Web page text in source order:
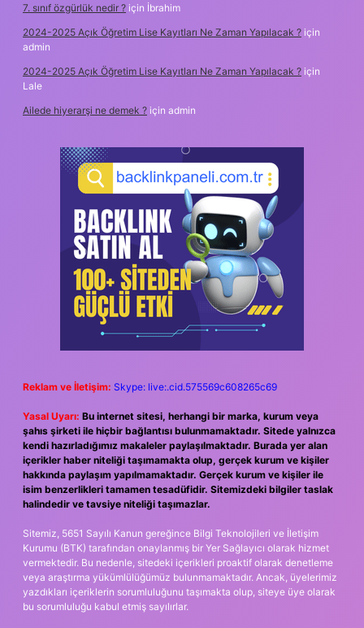
7. sınıf özgürlük nedir ? için İbrahim
2024-2025 Açık Öğretim Lise Kayıtları Ne Zaman Yapılacak ? için
admin
2024-2025 Açık Öğretim Lise Kayıtları Ne Zaman Yapılacak ? için
Lale
Ailede hiyerarşi ne demek ? için admin
Reklam ve İletişim: Skype: live:.cid.575569c608265c69
Yasal Uyarı: Bu internet sitesi, herhangi bir marka, kurum veya
şahıs şirketi ile hiçbir bağlantısı bulunmamaktadır. Sitede yalnızca
kendi hazırladığımız makaleler paylaşılmaktadır. Burada yer alan
içerikler haber niteliği taşımamakta olup, gerçek kurum ve kişiler
hakkında paylaşım yapılmamaktadır. Gerçek kurum ve kişiler ile
isim benzerlikleri tamamen tesadüfidir. Sitemizdeki bilgiler taslak
halindedir ve tavsiye niteliği taşımazlar.
Sitemiz, 5651 Sayılı Kanun gereğince Bilgi Teknolojileri ve İletişim
Kurumu (BTK) tarafından onaylanmış bir Yer Sağlayıcı olarak hizmet
vermektedir. Bu nedenle, sitedeki içerikleri proaktif olarak denetleme
veya araştırma yükümlülüğümüz bulunmamaktadır. Ancak, üyelerimiz
yazdıkları içeriklerin sorumluluğunu taşımakta olup, siteye üye olarak
bu sorumluluğu kabul etmiş sayılırlar.